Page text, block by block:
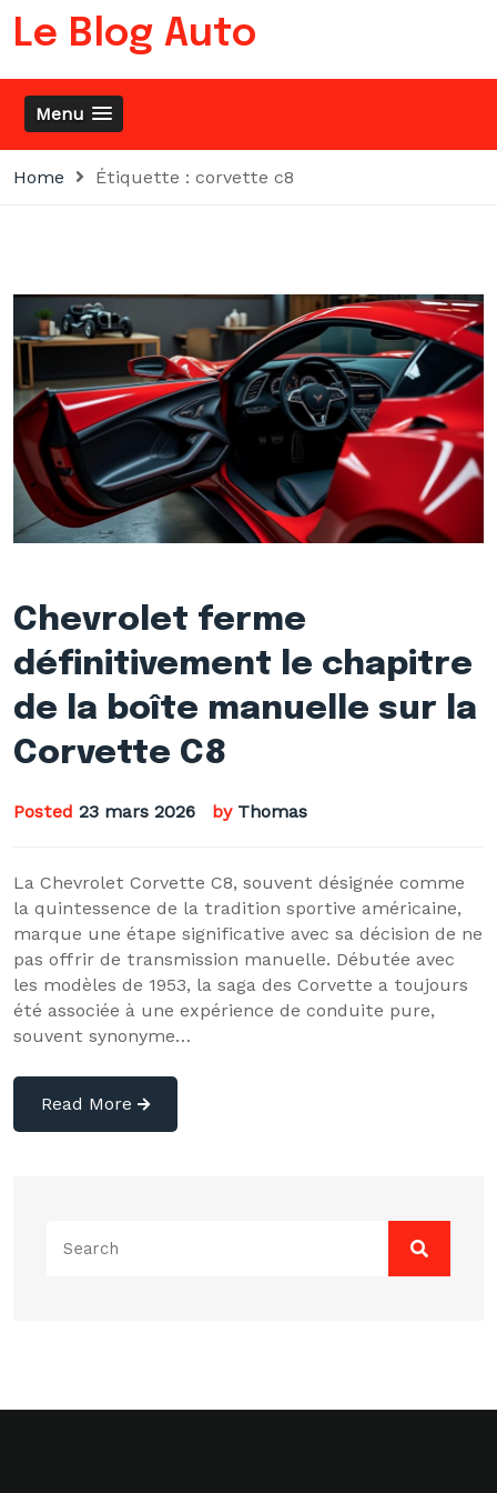
Skip
Le Blog Auto
Menu
Home Étiquette : corvette c8
Chevrolet ferme
définitivement le chapitre
de la boîte manuelle sur la
Corvette C8
Posted 23 mars 2026 by Thomas
La Chevrolet Corvette C8, souvent désignée comme
la quintessence de la tradition sportive américaine,
marque une étape significative avec sa décision de ne
pas offrir de transmission manuelle. Débutée avec
les modèles de 1953, la saga des Corvette a toujours
été associée à une expérience de conduite pure,
souvent synonyme…
Read More
for: